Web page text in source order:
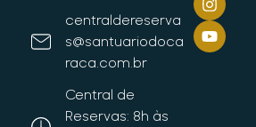
centraldereserva
s@santuariodoca
raca.com.br
Central de
Reservas: 8h às